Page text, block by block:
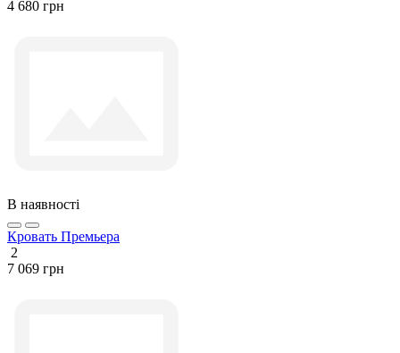
4 680 грн
В наявності
Кровать Премьера
2
7 069 грн